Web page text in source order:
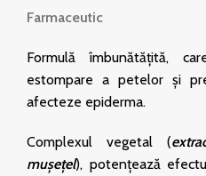
Farmaceutic
Formulă îmbunătățită,
estompare a petelor și
afecteze epiderma.
Complexul vegetal (
mușețel), potențează